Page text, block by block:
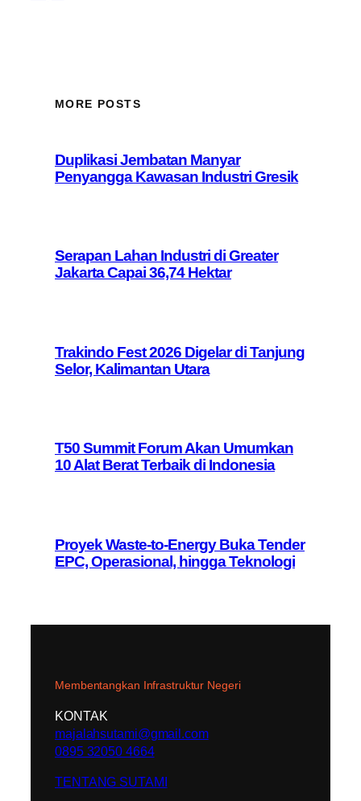
MORE POSTS
Duplikasi Jembatan Manyar
Penyangga Kawasan Industri Gresik
Serapan Lahan Industri di Greater
Jakarta Capai 36,74 Hektar
Trakindo Fest 2026 Digelar di Tanjung
Selor, Kalimantan Utara
T50 Summit Forum Akan Umumkan
10 Alat Berat Terbaik di Indonesia
Proyek Waste-to-Energy Buka Tender
EPC, Operasional, hingga Teknologi
Membentangkan Infrastruktur Negeri
KONTAK
majalahsutami@gmail.com
0895 32050 4664
TENTANG SUTAMI